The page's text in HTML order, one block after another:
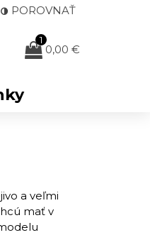
POROVNAŤ
1
0,00 €
a veľmi
mať v